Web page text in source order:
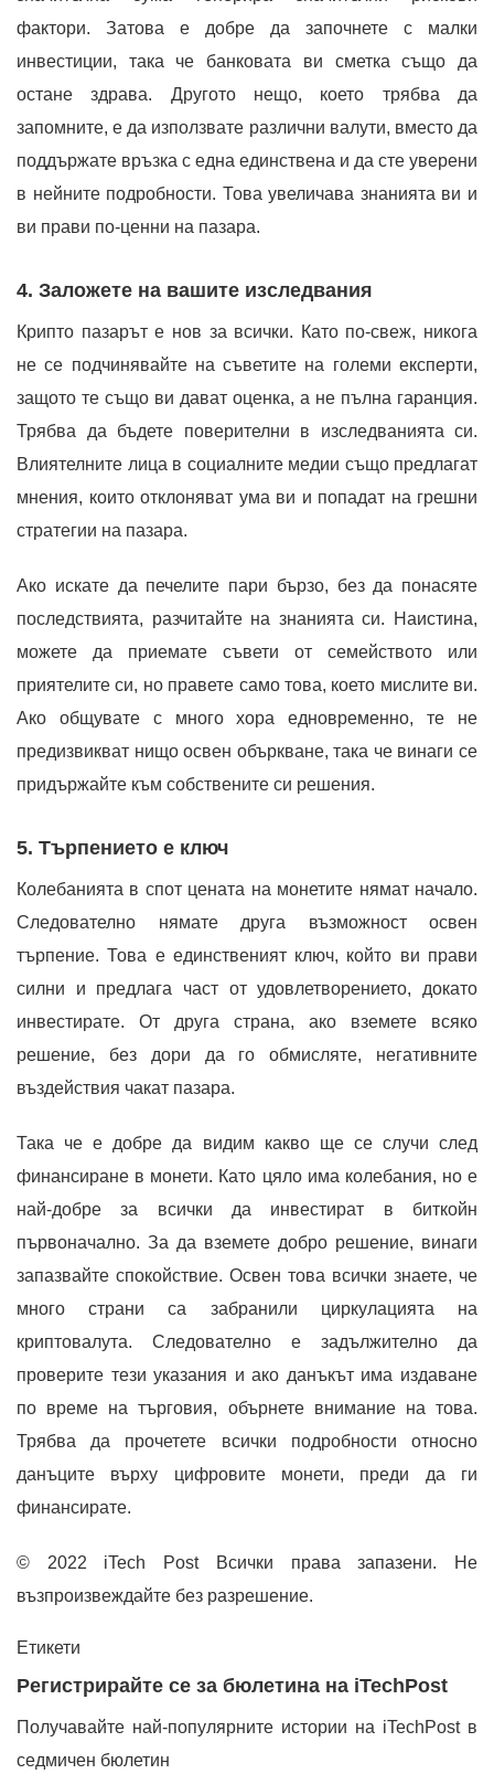
фактори. Затова е добре да започнете с малки
инвестиции, така че банковата ви сметка също да
остане здрава. Другото нещо, което трябва да
запомните, е да използвате различни валути, вместо да
поддържате връзка с една единствена и да сте уверени
в нейните подробности. Това увеличава знанията ви и
ви прави по-ценни на пазара.
4. Заложете на вашите изследвания
Крипто пазарът е нов за всички. Като по-свеж, никога
не се подчинявайте на съветите на големи експерти,
защото те също ви дават оценка, а не пълна гаранция.
Трябва да бъдете поверителни в изследванията си.
Влиятелните лица в социалните медии също предлагат
мнения, които отклоняват ума ви и попадат на грешни
стратегии на пазара.
Ако искате да печелите пари бързо, без да понасяте
последствията, разчитайте на знанията си. Наистина,
можете да приемате съвети от семейството или
приятелите си, но правете само това, което мислите ви.
Ако общувате с много хора едновременно, те не
предизвикват нищо освен объркване, така че винаги се
придържайте към собствените си решения.
5. Търпението е ключ
Колебанията в спот цената на монетите нямат начало.
Следователно нямате друга възможност освен
търпение. Това е единственият ключ, който ви прави
силни и предлага част от удовлетворението, докато
инвестирате. От друга страна, ако вземете всяко
решение, без дори да го обмисляте, негативните
въздействия чакат пазара.
Така че е добре да видим какво ще се случи след
финансиране в монети. Като цяло има колебания, но е
най-добре за всички да инвестират в биткойн
първоначално. За да вземете добро решение, винаги
запазвайте спокойствие. Освен това всички знаете, че
много страни са забранили циркулацията на
криптовалута. Следователно е задължително да
проверите тези указания и ако данъкът има издаване
по време на търговия, обърнете внимание на това.
Трябва да прочетете всички подробности относно
данъците върху цифровите монети, преди да ги
финансирате.
© 2022 iTech Post Всички права запазени. Не
възпроизвеждайте без разрешение.
Етикети
Регистрирайте се за бюлетина на iTechPost
Получавайте най-популярните истории на iTechPost в
седмичен бюлетин